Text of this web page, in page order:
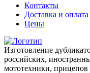
Контакты
Доставка и оплата
Цены
Изготовление
российских,
мототехники, прицепов